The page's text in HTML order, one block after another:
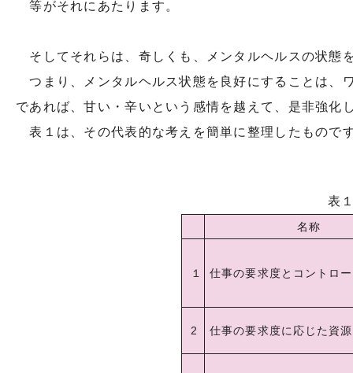
等がそれにあたります。
そしてそれらは、奇しくも、メンタルヘルスの状態
つまり、メンタルヘルス状態を良好にすることは、
であれば、甘い・辛いという感情を越えて、是非強化
表１は、その代表的な考えを簡単に整理したもので
表
名称
１ 仕事の要求度とコントロ
2 仕事の要求度に応じた資源